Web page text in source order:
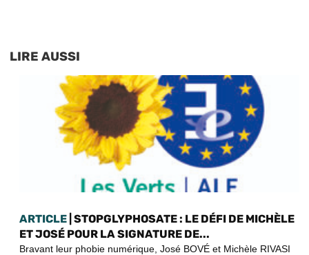
LIRE AUSSI
ARTICLE | STOPGLYPHOSATE : LE DÉFI DE MICHÈLE
ET JOSÉ POUR LA SIGNATURE DE...
Bravant leur phobie numérique, José BOVÉ et Michèle RIVASI